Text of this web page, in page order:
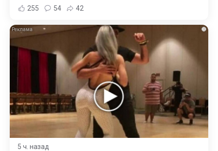
255 54 42
i
5 ч. назад